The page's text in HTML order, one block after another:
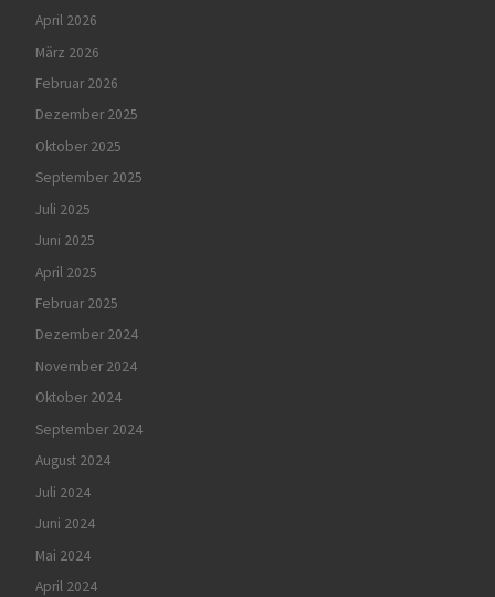
April 2026
März 2026
Februar 2026
Dezember 2025
Oktober 2025
September 2025
Juli 2025
Juni 2025
April 2025
Februar 2025
Dezember 2024
November 2024
Oktober 2024
September 2024
August 2024
Juli 2024
Juni 2024
Mai 2024
April 2024